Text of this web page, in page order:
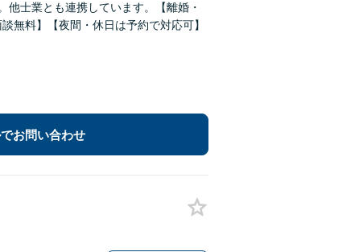
他士業とも連携しています。【離婚・
無料】【夜間・休日は予約で対応可】
お問い合わせ